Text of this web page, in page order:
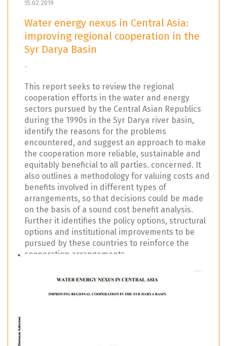
15.02.2019
Water energy nexus in Central Asia:
improving regional cooperation in the
Syr Darya Basin
-
This report seeks to review the regional
cooperation efforts in the water and energy
sectors pursued by the Central Asian Republics
during the 1990s in the Syr Darya river basin,
identify the reasons for the problems
encountered, and suggest an approach to make
the cooperation more reliable, sustainable and
equitably beneficial to all parties. concerned. It
also outlines a methodology for valuing costs and
benefits involved in different types of
arrangements, so that decisions could be made
on the basis of a sound cost benefit analysis.
Further it identifies the policy options, structural
options and institutional improvements to be
pursued by these countries to reinforce the
cooperation arrangements.